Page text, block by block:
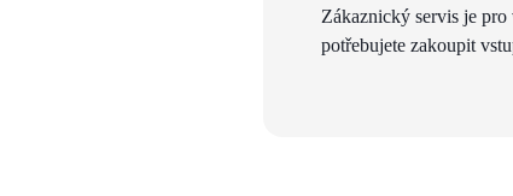
Zákaznický servis je pro
potřebujete zakoupit